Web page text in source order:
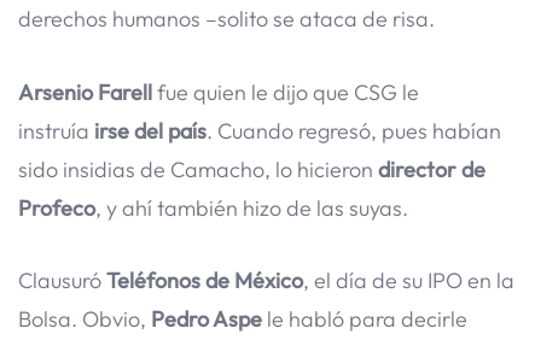
derechos humanos –solito se ataca de risa.
Arsenio Farellfue quien le dijo que CSG le
instruía irse del país. Cuando regresó, pues habían
sido insidias de Camacho, lo hicieron director de
Profeco, y ahí también hizo de las suyas.
ClausuróTeléfonos de México, el día de su IPO en la
Bolsa. Obvio, Pedro Aspe le habló para decirle